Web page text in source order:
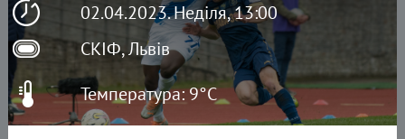
02.04.2023. Неділя, 13:00
СКІФ, Львів
Температура: 9°C